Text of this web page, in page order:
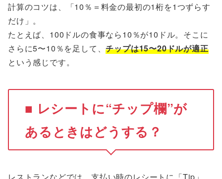
計算のコツは、「10％＝料金の最初の1桁を1つずらす
だけ」。
たとえば、100ドルの食事なら10％が10ドル。そこに
さらに5〜10％を足して、チップは15〜20ドルが適正
という感じです。
■ レシートに“チップ欄”が
あるときはどうする？
レストランなどでは、支払い時のレシートに「Tip」